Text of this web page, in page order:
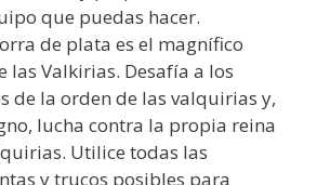
que puedas hacer.
de plata es el magnífico
las Valkirias. Desafía a los
de la orden de las valquirias y,
lucha contra la propia reina
Utilice todas las
y trucos posibles para